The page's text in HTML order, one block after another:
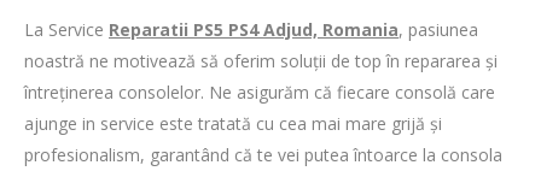
La Service Reparatii PS5 PS4 Adjud, Romania, pasiunea
noastră ne motivează să oferim soluții de top în repararea și
întreținerea consolelor. Ne asigurăm că fiecare consolă care
ajunge in service este tratată cu cea mai mare grijă și
profesionalism, garantând că te vei putea întoarce la consola